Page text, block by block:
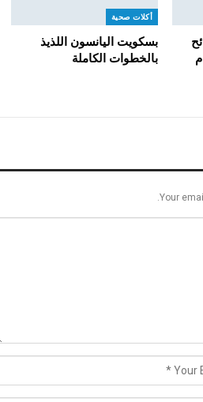
6 نصائح
أكلات صحية
بسكويت اليانسون اللذيذ
بالخطوات الكاملة
Your